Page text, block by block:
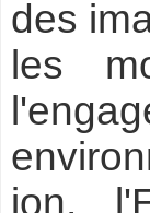
des
les
ion,